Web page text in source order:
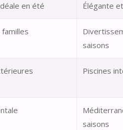
en été Élégante
saisons
Piscines
saisons